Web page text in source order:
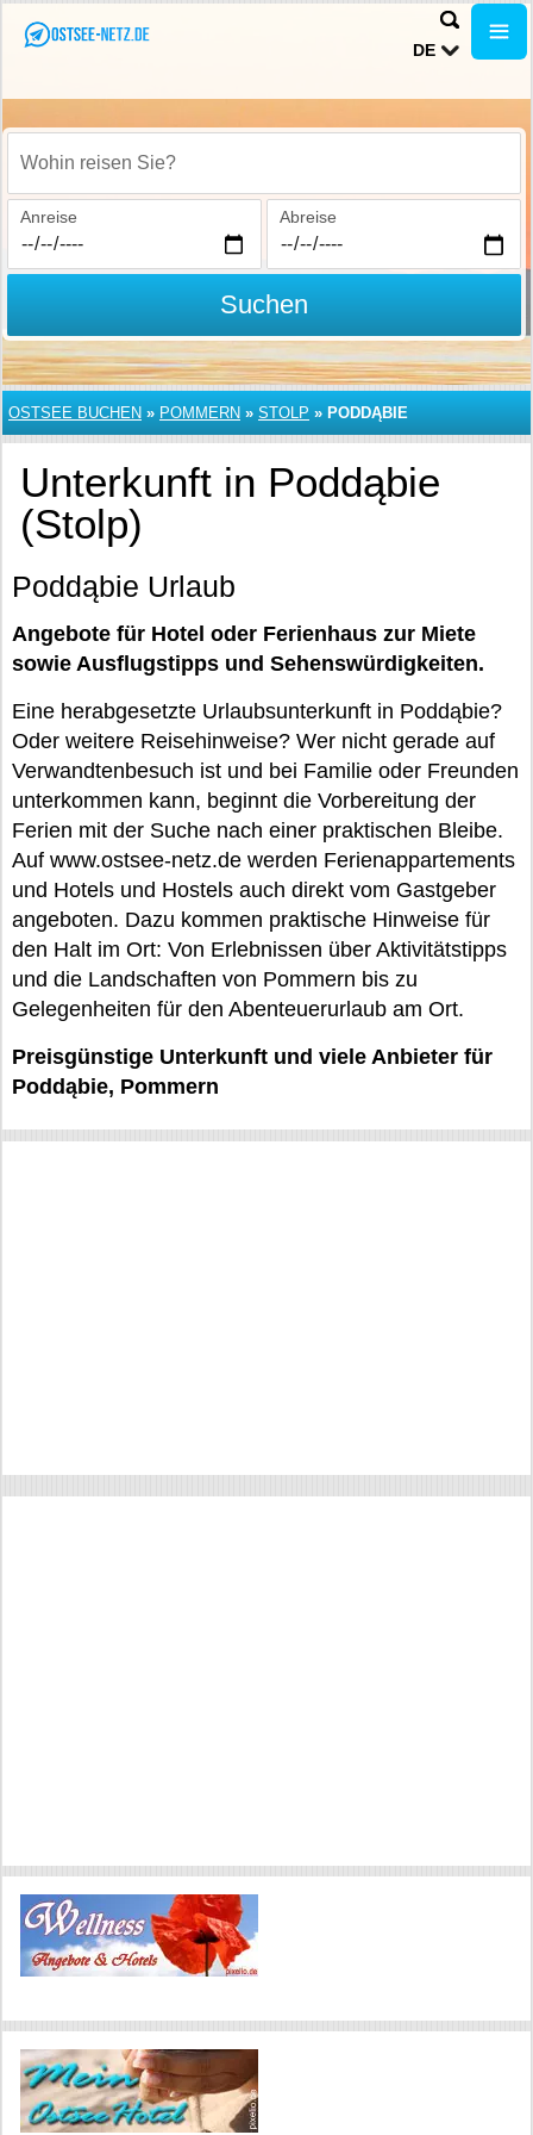
DE
Wohin reisen Sie?
Anreise Abreise
Suchen
OSTSEE BUCHEN » POMMERN » STOLP » PODDĄBIE
Unterkunft in Poddąbie
(Stolp)
Poddąbie Urlaub
Angebote für Hotel oder Ferienhaus zur Miete
sowie Ausflugstipps und Sehenswürdigkeiten.
Eine herabgesetzte Urlaubsunterkunft in Poddąbie?
Oder weitere Reisehinweise? Wer nicht gerade auf
Verwandtenbesuch ist und bei Familie oder Freunden
unterkommen kann, beginnt die Vorbereitung der
Ferien mit der Suche nach einer praktischen Bleibe.
Auf www.ostsee-netz.de werden Ferienappartements
und Hotels und Hostels auch direkt vom Gastgeber
angeboten. Dazu kommen praktische Hinweise für
den Halt im Ort: Von Erlebnissen über Aktivitätstipps
und die Landschaften von Pommern bis zu
Gelegenheiten für den Abenteuerurlaub am Ort.
Preisgünstige Unterkunft und viele Anbieter für
Poddąbie, Pommern